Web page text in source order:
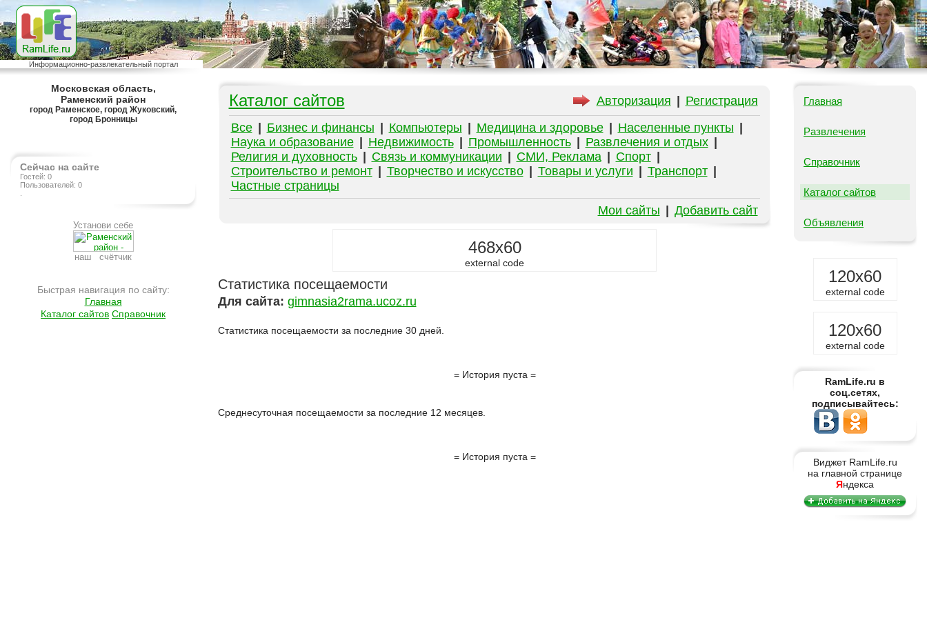
Информационно-развлекательный портал
Московская область,
Раменский район
город Раменское, город Жуковский,
город Бронницы
Сейчас на сайте
Гостей: 0
Пользователей: 0
Установи себе
наш счётчик
Быстрая навигация по сайту:
Главная
Каталог сайтов Справочник
Авторизация Регистрация
Каталог сайтов
Все Бизнес и финансы Компьютеры Медицина и здоровье Населенные пункты
Наука и образование
Недвижимость Промышленность Развлечения и отдых
Религия и духовность
Связь и коммуникации СМИ, Реклама Спорт
Строительство и ремонт
Творчество и искусство Товары и услуги Транспорт
Частные страницы
Мои сайты
Добавить сайт
468x60
external code
Статистика посещаемости
Для сайта: gimnasia2rama.ucoz.ru
Статистика посещаемости за последние 30 дней.
= История пуста =
Среднесуточная посещаемости за последние 12 месяцев.
= История пуста =
Главная
Развлечения
Справочник
Каталог сайтов
Объявления
120x60
external code
120x60
external code
RamLife.ru в
соц.сетях,
подписывайтесь:
Виджет RamLife.ru
на главной странице
Яндекса